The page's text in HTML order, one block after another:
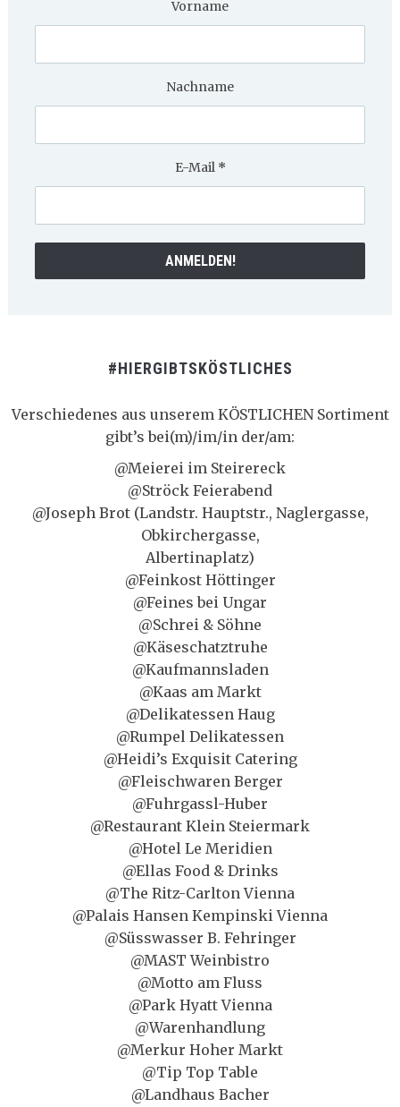
Vorname
Nachname
E-Mail *
#HIERGIBTSKÖSTLICHES
Verschiedenes aus unserem KÖSTLICHEN Sortiment
gibt’s bei(m)/im/in der/am:
@Meierei im Steirereck
@Ströck Feierabend
@Joseph Brot (Landstr. Hauptstr., Naglergasse,
Obkirchergasse,
Albertinaplatz)
@Feinkost Höttinger
@Feines bei Ungar
@Schrei & Söhne
@Käseschatztruhe
@Kaufmannsladen
@Kaas am Markt
@Delikatessen Haug
@Rumpel Delikatessen
@Heidi’s Exquisit Catering
@Fleischwaren Berger
@Fuhrgassl-Huber
@Restaurant Klein Steiermark
@Hotel Le Meridien
@Ellas Food & Drinks
@The Ritz-Carlton Vienna
@Palais Hansen Kempinski Vienna
@Süsswasser B. Fehringer
@MAST Weinbistro
@Motto am Fluss
@Park Hyatt Vienna
@Warenhandlung
@Merkur Hoher Markt
@Tip Top Table
@Landhaus Bacher